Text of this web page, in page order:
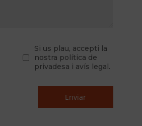
Si us plau, accepti la
nostra política de
privadesa i avís legal.